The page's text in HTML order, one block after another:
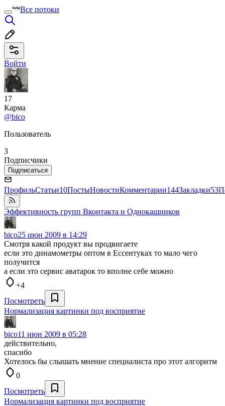
Все потоки
Войти
17
Карма
@bico
Пользователь
3
Подписчики
Подписаться
ПрофильСтатьи10ПостыНовостиКомментарии144Закладки53
Эффективность групп Вконтакта и Однокашников
bico25 июн 2009 в 14:29
Смотря какой продукт вы продвигаете
если это динамометры оптом в Ессентуках то мало чего
получится
а если это сервис аватарок то вполне себе можно
+4
Посмотреть
Нормализация картинки под восприятие
bico11 июн 2009 в 05:28
действительно,
спасибо
Хотелось бы слышать мнение специалиста про этот алгоритм
0
Посмотреть
Нормализация картинки под восприятие